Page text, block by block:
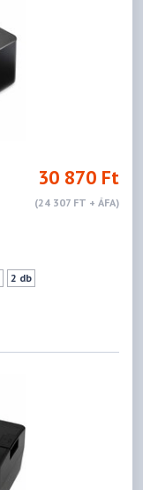
30 870 Ft
(24 307 FT + ÁFA)
2 db